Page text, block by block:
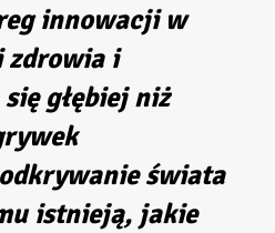
innowacji w
zdrowia i
głębiej niż
świata
istnieją, jakie